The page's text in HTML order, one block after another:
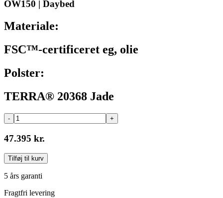
OW150 | Daybed
Materiale:
FSC™-certificeret eg, olie
Polster:
TERRA® 20368 Jade
- +
47.395 kr.
Tilføj til kurv
5 års garanti
Fragtfri levering